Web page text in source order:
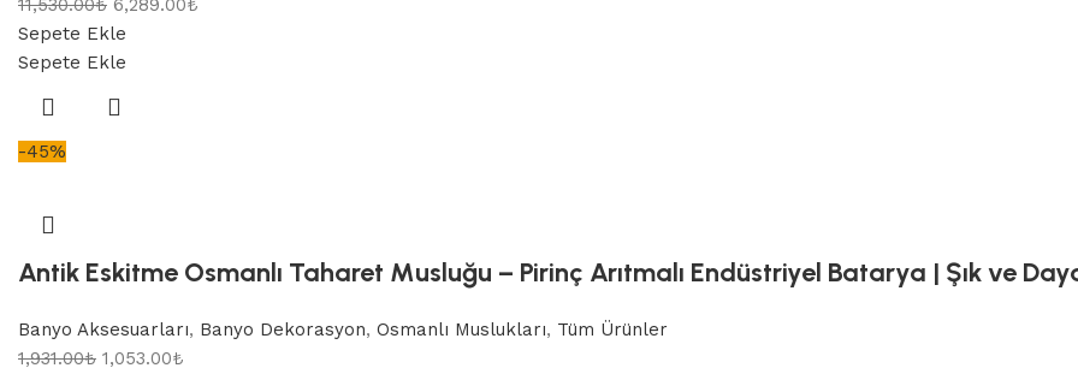
11,530.00₺ 6,289.00₺
Sepete Ekle
Sepete Ekle
-45%
Antik Eskitme Osmanlı Taharet Musluğu – Pirinç Arıtmalı Endüstriyel Batarya | Şık ve
Banyo Aksesuarları, Banyo Dekorasyon, Osmanlı Muslukları, Tüm Ürünler
1,931.00₺ 1,053.00₺